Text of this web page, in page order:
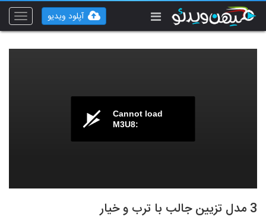
Toggle
آپلود ویدیو
Cannot load
M3U8:
3 مدل تزیین جالب با ترب و خیار